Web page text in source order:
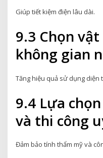
Giúp tiết kiệm điện lâu dài.
9.3 Chọn
không gian
Tăng hiệu quả sử dụng diện
9.4 Lựa
và thi công
Đảm bảo tính thẩm mỹ và